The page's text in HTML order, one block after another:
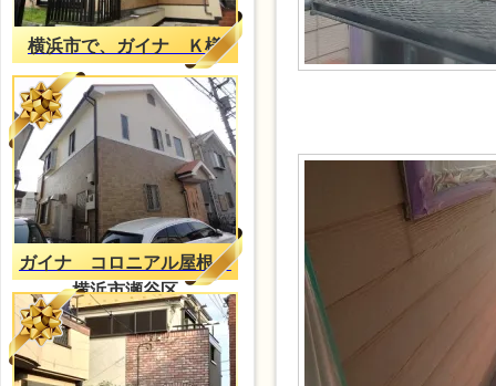
横浜市で、ガイナ Ｋ様
ガイナ コロニアル屋根
横浜市瀬谷区